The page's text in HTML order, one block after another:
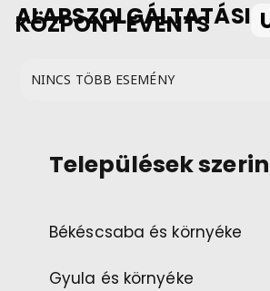
ALAPSZOLGÁLTATÁSI
KÖZPONT EVENTS
NINCS TÖBB ESEMÉNY
Települések
Békéscsaba és környéke
Gyula és környéke